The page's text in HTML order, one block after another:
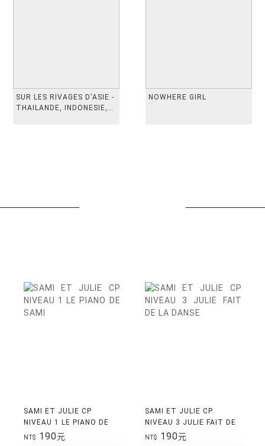
SUR LES RIVAGES D'ASIE -
THAILANDE, INDONESIE,
NOWHERE GIRL
SAMI ET JULIE CP
NIVEAU 1 LE PIANO DE
SAMI
NT$ 190元
SAMI ET JULIE CP
NIVEAU 3 JULIE FAIT DE
LA DANSE
NT$ 190元